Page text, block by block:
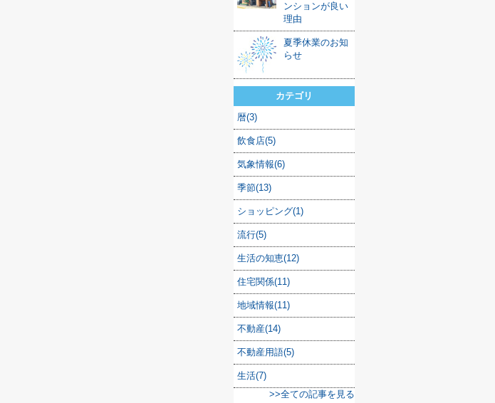
ンションが良い
理由
夏季休業のお知
らせ
カテゴリ
暦(3)
飲食店(5)
気象情報(6)
季節(13)
ショッピング(1)
流行(5)
生活の知恵(12)
住宅関係(11)
地域情報(11)
不動産(14)
不動産用語(5)
生活(7)
>>全ての記事を見る